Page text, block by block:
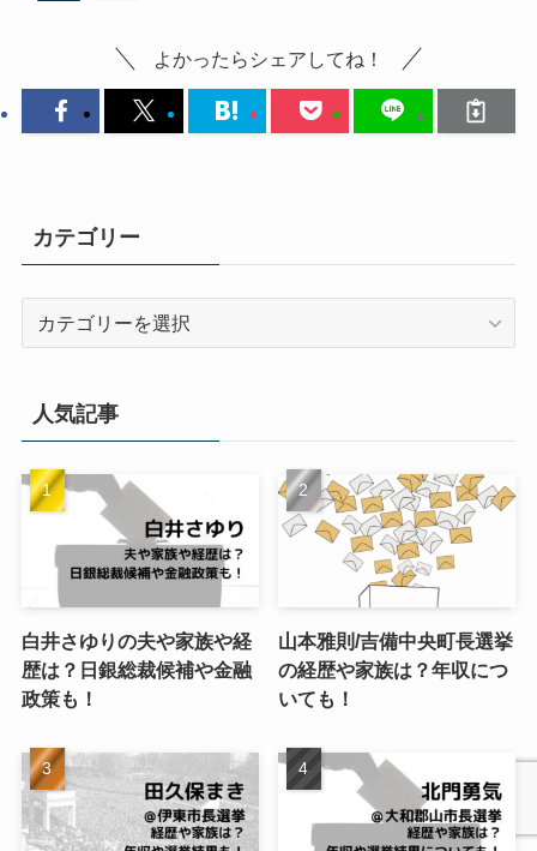
よかったらシェアしてね！
カテゴリー
ー
人気記事
白井さゆりの夫や家族や経
歴は？日銀総裁候補や金融
政策も！
山本雅則/吉備中央町長選挙
の経歴や家族は？年収につ
いても！